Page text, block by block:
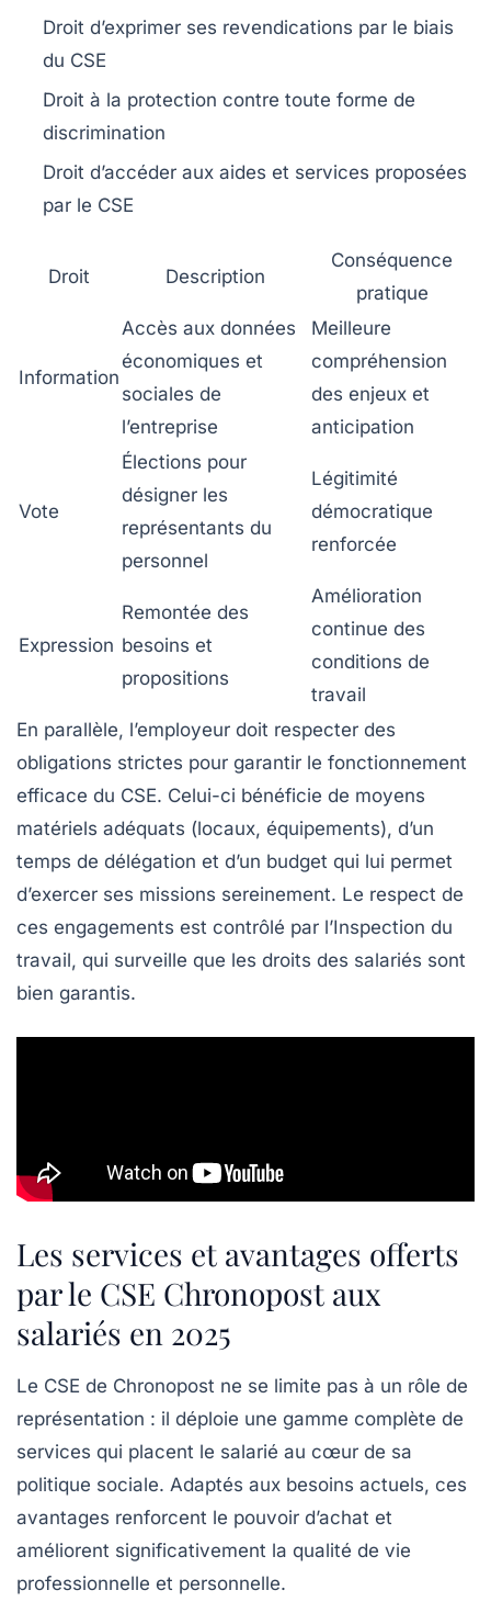
Droit d’exprimer ses revendications par le biais
du CSE
Droit à la protection contre toute forme de
discrimination
Droit d’accéder aux aides et services proposées
par le CSE
Droit Description
Conséquence
pratique
Information
Accès aux données
économiques et
sociales de
l’entreprise
Meilleure
compréhension
des enjeux et
anticipation
Vote
Élections pour
désigner les
représentants du
personnel
Légitimité
démocratique
renforcée
Expression
Remontée des
besoins et
propositions
Amélioration
continue des
conditions de
travail
En parallèle, l’employeur doit respecter des
obligations strictes pour garantir le fonctionnement
efficace du CSE. Celui-ci bénéficie de moyens
matériels adéquats (locaux, équipements), d’un
temps de délégation et d’un budget qui lui permet
d’exercer ses missions sereinement. Le respect de
ces engagements est contrôlé par l’Inspection du
travail, qui surveille que les droits des salariés sont
bien garantis.
Les services et avantages offerts
par le CSE Chronopost aux
salariés en 2025
Le CSE de Chronopost ne se limite pas à un rôle de
représentation : il déploie une gamme complète de
services qui placent le salarié au cœur de sa
politique sociale. Adaptés aux besoins actuels, ces
avantages renforcent le pouvoir d’achat et
améliorent significativement la qualité de vie
professionnelle et personnelle.